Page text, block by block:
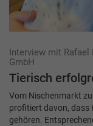
Interview mit Rafael
GmbH
Tierisch
Vom Nischenmarkt
profitiert davon, dass
gehören.